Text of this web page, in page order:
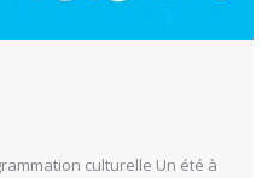
culturelle Un été à